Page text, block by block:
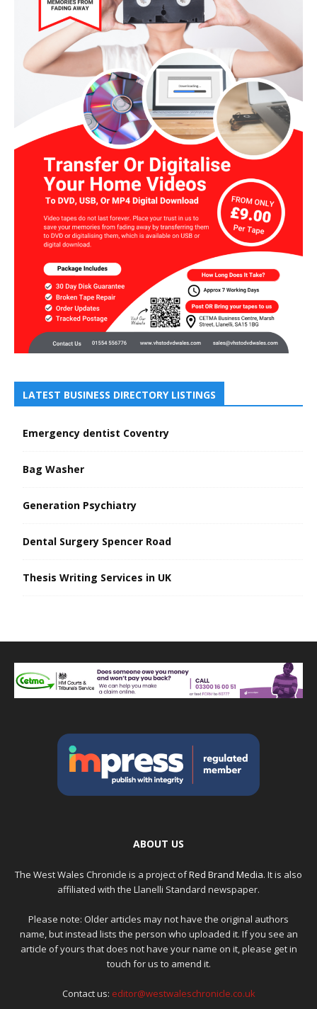
LATEST BUSINESS DIRECTORY LISTINGS
Emergency dentist Coventry
Bag Washer
Generation Psychiatry
Dental Surgery Spencer Road
Thesis Writing Services in UK
ABOUT US
The West Wales Chronicle is a project ofRed Brand Media. It is also
affiliated with the Llanelli Standard newspaper.
Please note: Older articles may not have the original authors
name, but instead lists the person who uploaded it. If you see an
article of yours that does not have your name on it, please get in
touch for us to amend it.
Contact us: editor@westwaleschronicle.co.uk